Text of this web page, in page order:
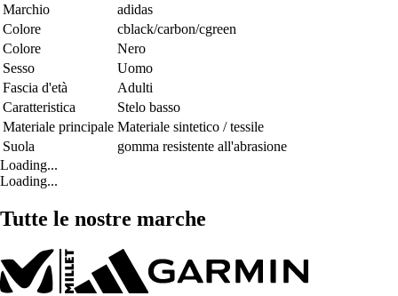
Marchio
adidas
Colore
cblack/carbon/cgreen
Colore
Nero
Sesso
Uomo
Fascia d'età
Adulti
Caratteristica
Stelo basso
Materiale principale Materiale sintetico / tessile
Suola
gomma resistente all'abrasione
Loading...
Loading...
Tutte le nostre marche